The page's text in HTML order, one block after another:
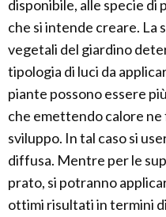
disponibile, alle specie
che si intende creare. La
vegetali del giardino
tipologia di luci da
piante possono essere
che emettendo calore
sviluppo. In tal caso si
diffusa. Mentre per le
prato, si potranno
ottimi risultati in termini